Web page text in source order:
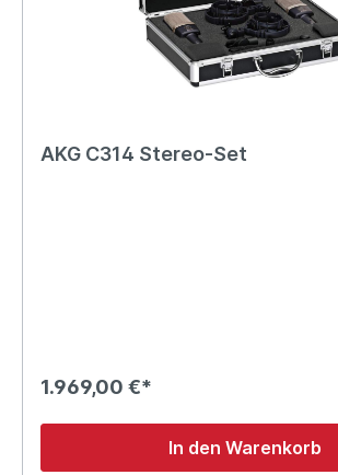
AKG C314 Stereo-Set
1.969,00 €*
In den Warenkorb